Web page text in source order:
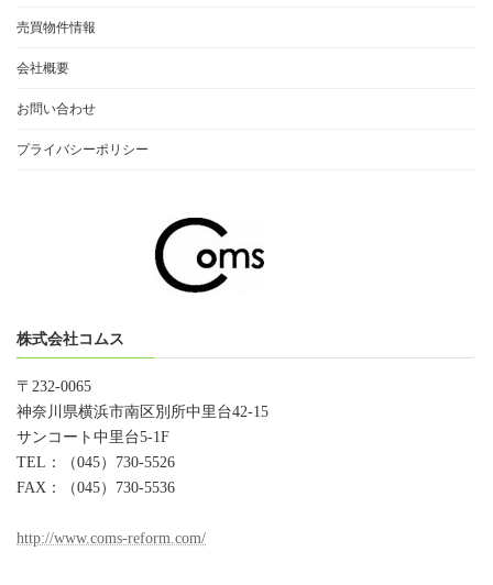
売買物件情報
会社概要
お問い合わせ
プライバシーポリシー
株式会社コムス
〒232-0065
神奈川県横浜市南区別所中里台42-15
サンコート中里台5-1F
TEL：（045）730-5526
FAX：（045）730-5536
http://www.coms-reform.com/